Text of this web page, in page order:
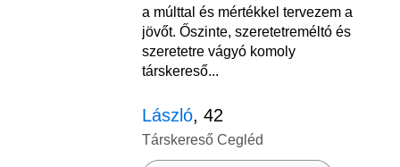
a múlttal és mértékkel tervezem a
jövőt. Őszinte, szeretetreméltó és
szeretetre vágyó komoly
társkereső...
László, 42
Társkereső Cegléd